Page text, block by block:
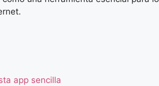
app sencilla